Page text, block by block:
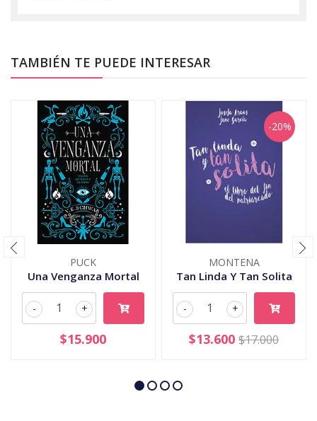
TAMBIÉN TE PUEDE INTERESAR
PUCK
Una Venganza Mortal
+
-
$15.900
-20%
MONTENA
Tan Linda Y Tan Solita
+
-
$13.600 $17.000